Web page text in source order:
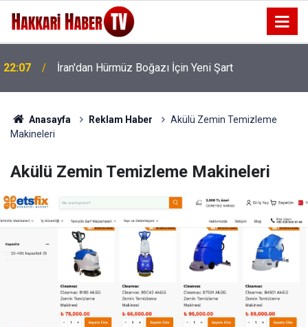
22:07 İran'dan Hürmüz Boğazı İçin Yeni Şart
Anasayfa Reklam Haber
Akülü Zemin Temizleme
Makineleri
Akülü Zemin Temizleme Makineleri